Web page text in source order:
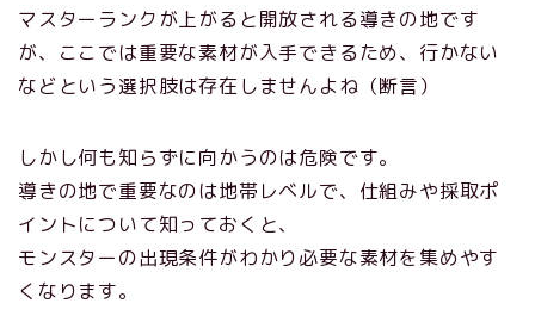
マスターランクが上がると開放される導きの地です
が、ここでは重要な素材が入手できるため、行かない
などという選択肢は存在しませんよね（断言）
しかし何も知らずに向かうのは危険です。
導きの地で重要なのは地帯レベルで、仕組みや採取ポ
イントについて知っておくと、
モンスターの出現条件がわかり必要な素材を集めやす
くなります。